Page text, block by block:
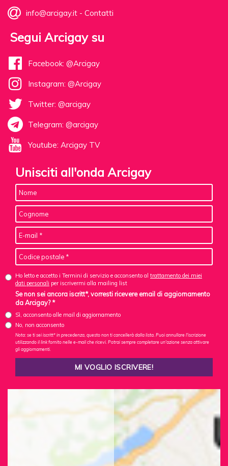
info@arcigay.it - Contatti
Segui Arcigay su
Facebook: @Arcigay
Instagram: @Arcigay
Twitter: @arcigay
Telegram: @arcigay
Youtube: Arcigay TV
Unisciti all'onda Arcigay
Ho letto e accetto i Termini di servizio e acconsento al trattamento dei miei
dati personali per iscrivermi alla mailing list
Se non sei ancora iscritt*, vorresti ricevere email di aggiornamento
da Arcigay? *
Sì, acconsento alle mail di aggiornamento
No, non acconsento
Nota: se ti sei iscritt* in precedenza, questo non ti cancellerà dalla lista. Puoi annullare l'iscrizione
utilizzando il link fornito nelle e-mail che ricevi. Potrai sempre completare un'azione senza attivare
gli aggiornamenti.